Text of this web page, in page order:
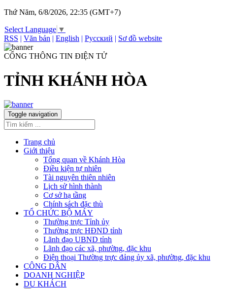
Thứ Năm, 6/8/2026, 22:35 (GMT+7)
Select Language ▼
RSS | Văn bản | English | Русский | Sơ đồ website
CỔNG THÔNG TIN ĐIỆN TỬ
TỈNH KHÁNH HÒA
Toggle navigation
Trang chủ
Giới thiệu
Tổng quan về Khánh Hòa
Điều kiện tự nhiên
Tài nguyên thiên nhiên
Lịch sử hình thành
Cơ sở hạ tầng
Chính sách đặc thù
TỔ CHỨC BỘ MÁY
Thường trực Tỉnh ủy
Thường trực HĐND tỉnh
Lãnh đạo UBND tỉnh
Lãnh đạo các xã, phường, đặc khu
Điện thoại Thường trực đảng ủy xã, phường, đặc khu
CÔNG DÂN
DOANH NGHIỆP
DU KHÁCH